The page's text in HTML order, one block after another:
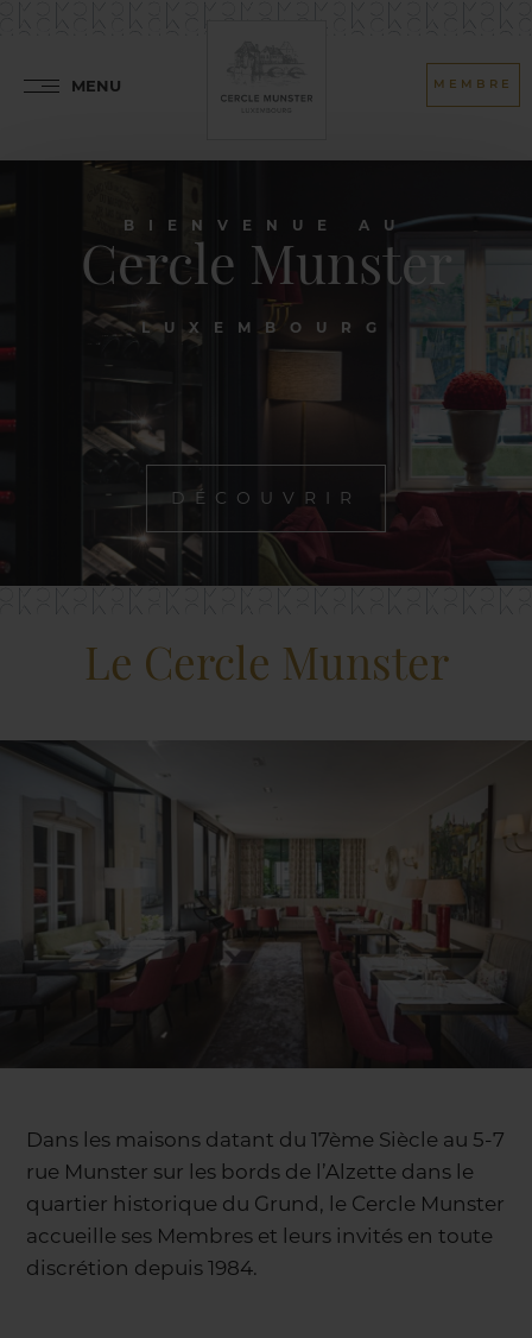
MENU MEMBRE
BIENVENUE AU
Cercle Munster
LUXEMBOURG
DÉCOUVRIR
Le Cercle Munster
Dans les maisons datant du 17ème Siècle au 5-7
rue Munster sur les bords de l’Alzette dans le
quartier historique du Grund, le Cercle Munster
accueille ses Membres et leurs invités en toute
discrétion depuis 1984.